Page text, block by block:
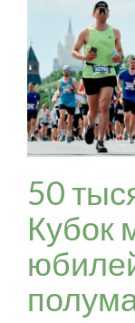
50
Кубок